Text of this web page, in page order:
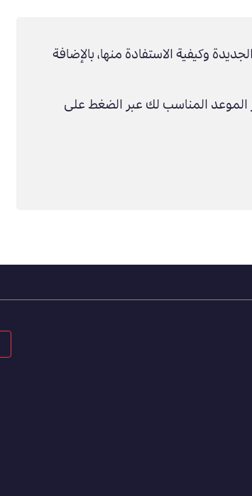
وكيفية الاستفادة منها، بالإضافة
المناسب لك عبر الضغط على